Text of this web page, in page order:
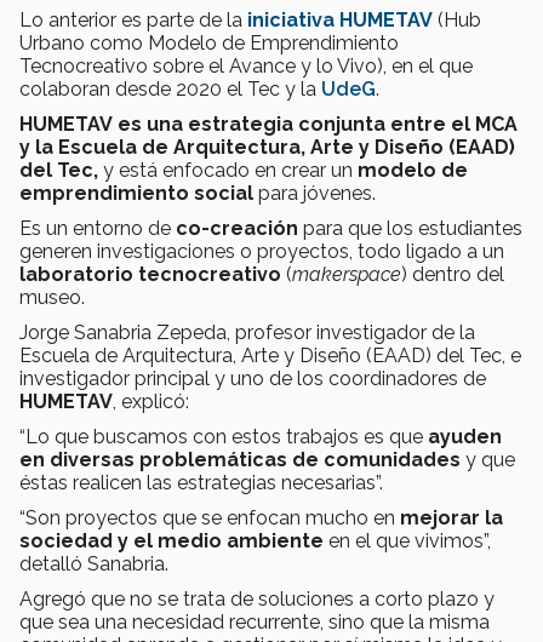
Lo anterior es parte de la iniciativa HUMETAV (Hub
Urbano como Modelo de Emprendimiento
Tecnocreativo sobre el Avance y lo Vivo), en el que
colaboran desde 2020 el Tec y la UdeG.
HUMETAV es una estrategia conjunta entre el MCA
y la Escuela de Arquitectura, Arte y Diseño (EAAD)
del Tec, y está enfocado en crear un modelo de
emprendimiento social para jóvenes.
Es un entorno de co-creación para que los estudiantes
generen investigaciones o proyectos, todo ligado a un
laboratorio tecnocreativo (makerspace) dentro del
museo.
Jorge Sanabria Zepeda, profesor investigador de la
Escuela de Arquitectura, Arte y Diseño (EAAD) del Tec, e
investigador principal y uno de los coordinadores de
HUMETAV , explicó:
“Lo que buscamos con estos trabajos es que ayuden
en diversas problemáticas de comunidades y que
éstas realicen las estrategias necesarias”.
“Son proyectos que se enfocan mucho en mejorar la
sociedad y el medio ambiente en el que vivimos”,
detalló Sanabria.
Agregó que no se trata de soluciones a corto plazo y
que sea una necesidad recurrente, sino que la misma